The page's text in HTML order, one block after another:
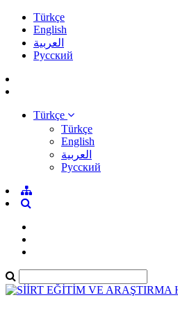
Türkçe
English
العربية
Pусский
Türkçe
Türkçe
English
العربية
Pусский